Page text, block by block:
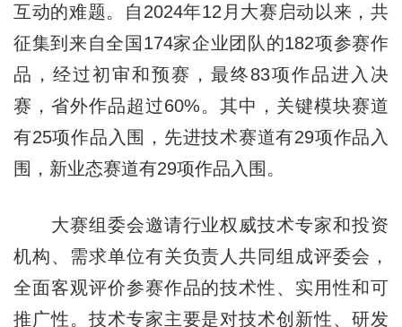
互动的难题。自2024年12月大赛启动以来，共
征集到来自全国174家企业团队的182项参赛作
品，经过初审和预赛，最终83项作品进入决
赛，省外作品超过60%。其中，关键模块赛道
有25项作品入围，先进技术赛道有29项作品入
围，新业态赛道有29项作品入围。
大赛组委会邀请行业权威技术专家和投资
机构、需求单位有关负责人共同组成评委会，
全面客观评价参赛作品的技术性、实用性和可
推广性。技术专家主要是对技术创新性、研发